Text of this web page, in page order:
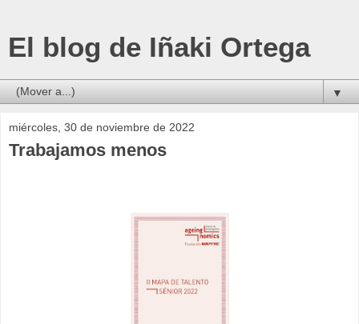
El blog de Iñaki Ortega
▼
miércoles, 30 de noviembre de 2022
Trabajamos menos